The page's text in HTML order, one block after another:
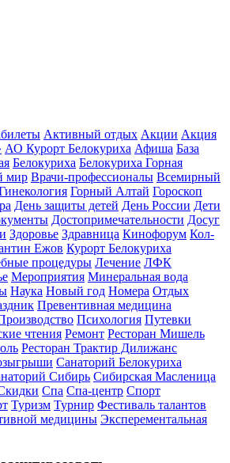
Активный отдых Акции Акция
АО Курорт Белокуриха Афиша База
Белокуриха Белокуриха Горная
мир Врачи-профессионалы Всемирный
Горный Алтай Гороскоп
День защиты детей День России Дети
Достопримечательности Досуг
Здоровье Здравница Кинофорум Кол-
Ежов Курорт Белокуриха
процедуры Лечение ЛФК
Мероприятия Минеральная вода
Наука Новый год Номера Отдых
Превентивная медицина
Психология Путевки
чтения Ремонт Ресторан Мишель
Ресторан Трактир Дилижанс
Санаторий Белокуриха
Сибирь Сибирская Масленица
Спа Спа-центр Спорт
Туризм Турнир Фестиваль талантов
медицины Эксперементальная